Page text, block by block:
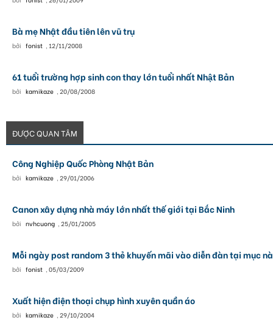
Bà mẹ Nhật đầu tiên lên vũ trụ
bởi fonist , 12/11/2008
61 tuổi trường hợp sinh con thay lớn tuổi nhất Nhật Bản
bởi kamikaze ,20/08/2008
ĐƯỢC QUAN TÂM
Công Nghiệp Quốc Phòng Nhật Bản
bởi kamikaze ,29/01/2006
Canon xây dựng nhà máy lớn nhất thế giới tại Bắc Ninh
bởi nvhcuong ,25/01/2005
Mỗi ngày post random 3 thẻ khuyến mãi vào diễn đàn tại mục
bởi fonist ,05/03/2009
Xuất hiện điện thoại chụp hình xuyên quần áo
bởi kamikaze ,29/10/2004